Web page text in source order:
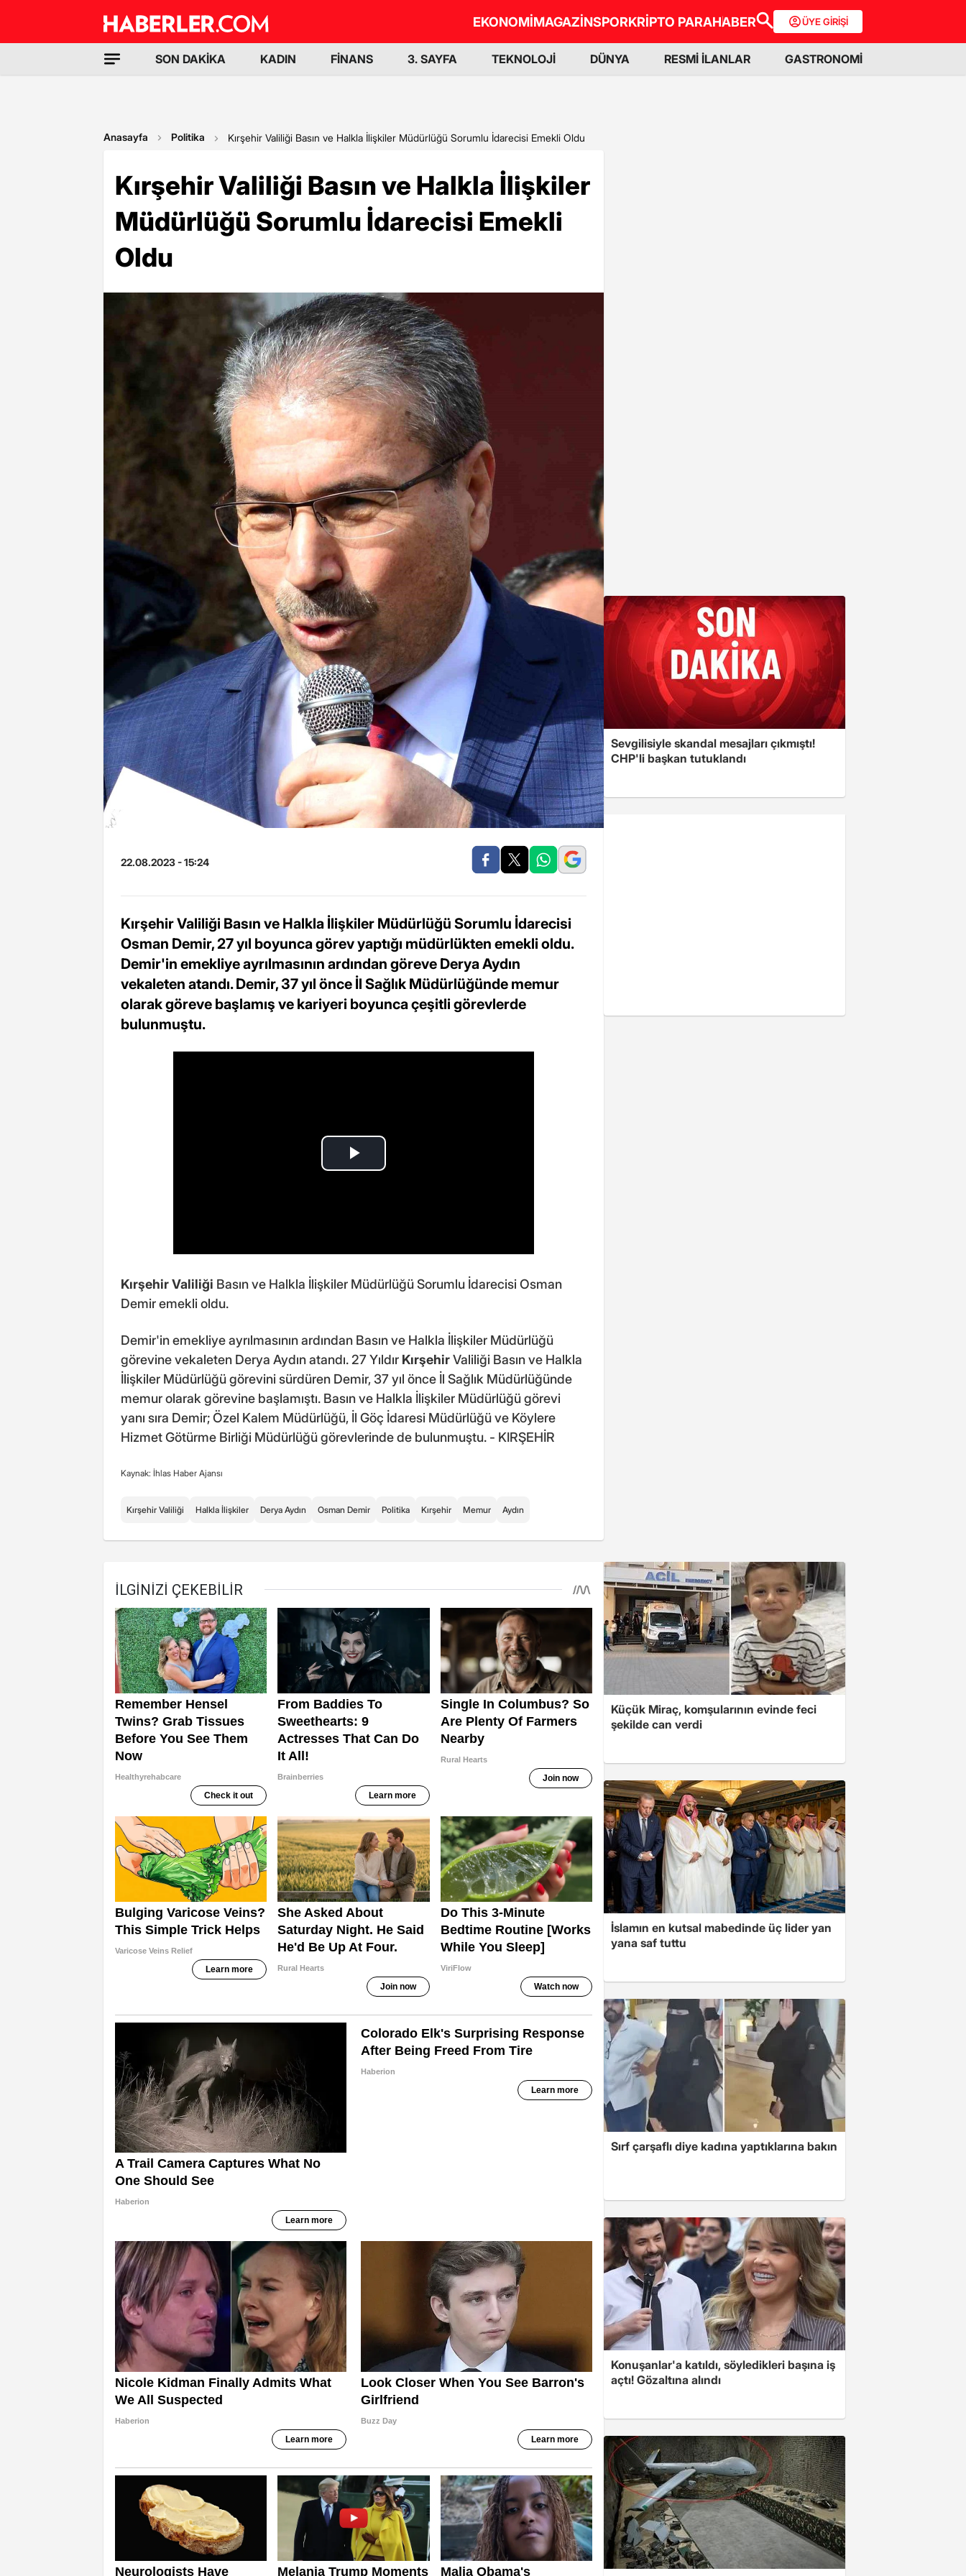
EKONOMİMAGAZİNSPORKRİPTO PARAHABER ÜYE GİRİŞİ
SON DAKİKA KADIN FİNANS 3. SAYFA TEKNOLOJİ DÜNYA RESMİ İLANLAR GASTRONOMİ
Anasayfa Politika Kırşehir Valiliği Basın ve Halkla İlişkiler Müdürlüğü Sorumlu İdarecisi Emekli Oldu
Kırşehir Valiliği Basın ve Halkla İlişkiler
Müdürlüğü Sorumlu İdarecisi Emekli
Oldu
22.08.2023 - 15:24
Kırşehir Valiliği Basın ve Halkla İlişkiler Müdürlüğü Sorumlu İdarecisi
Osman Demir, 27 yıl boyunca görev yaptığı müdürlükten emekli oldu.
Demir'in emekliye ayrılmasının ardından göreve Derya Aydın
vekaleten atandı. Demir, 37 yıl önce İl Sağlık Müdürlüğünde memur
olarak göreve başlamış ve kariyeri boyunca çeşitli görevlerde
bulunmuştu.
Kırşehir Valiliği Basın ve Halkla İlişkiler Müdürlüğü Sorumlu İdarecisi Osman
Demir emekli oldu.
Demir'in emekliye ayrılmasının ardından Basın ve Halkla İlişkiler Müdürlüğü
görevine vekaleten Derya Aydın atandı. 27 Yıldır KırşehirValiliği Basın ve Halkla
İlişkiler Müdürlüğü görevini sürdüren Demir, 37 yıl önce İl Sağlık Müdürlüğünde
memur olarak görevine başlamıştı. Basın ve Halkla İlişkiler Müdürlüğü görevi
yanı sıra Demir; Özel Kalem Müdürlüğü, İl Göç İdaresi Müdürlüğü ve Köylere
Hizmet Götürme Birliği Müdürlüğü görevlerinde de bulunmuştu. - KIRŞEHİR
Kaynak: İhlas Haber Ajansı
Kırşehir Valiliği Halkla İlişkiler Derya Aydın Osman Demir Politika Kırşehir Memur Aydın
Sevgilisiyle skandal mesajları çıkmıştı!
CHP'li başkan tutuklandı
Küçük Miraç, komşularının evinde feci
şekilde can verdi
İslamın en kutsal mabedinde üç lider yan
yana saf tuttu
Sırf çarşaflı diye kadına yaptıklarına bakın
Konuşanlar'a katıldı, söyledikleri başına iş
açtı! Gözaltına alındı